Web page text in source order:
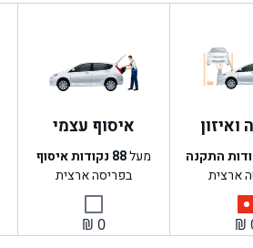
התקנה
ארצית
₪
איסוף עצמי
מעל88 נקודות איסוף
בפריסה ארצית
₪ 0